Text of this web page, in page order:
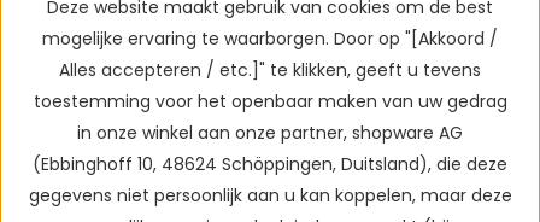
Deze website maakt gebruik van cookies om de best
mogelijke ervaring te waarborgen. Door op "[Akkoord /
Alles accepteren / etc.]" te klikken, geeft u tevens
toestemming voor het openbaar maken van uw gedrag
in onze winkel aan onze partner, shopware AG
(Ebbinghoff 10, 48624 Schöppingen, Duitsland), die deze
gegevens niet persoonlijk aan u kan koppelen, maar deze